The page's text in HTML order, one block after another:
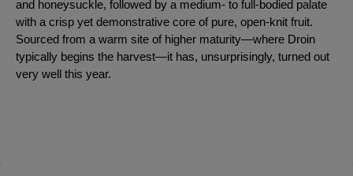
and honeysuckle, followed by a medium- to full-bodied palate
with a crisp yet demonstrative core of pure, open-knit fruit.
Sourced from a warm site of higher maturity—where Droin
typically begins the harvest—it has, unsurprisingly, turned out
very well this year.